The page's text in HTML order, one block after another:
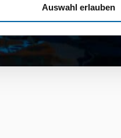
Auswahl erlauben